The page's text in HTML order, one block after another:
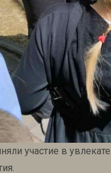
участие в